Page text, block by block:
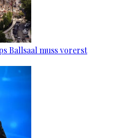
Ballsaal muss vorerst